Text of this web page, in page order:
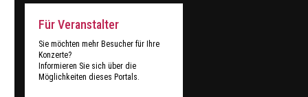
Für Veranstalter
Sie möchten mehr Besucher für Ihre
Konzerte?
Informieren Sie sich über die
Möglichkeiten dieses Portals.